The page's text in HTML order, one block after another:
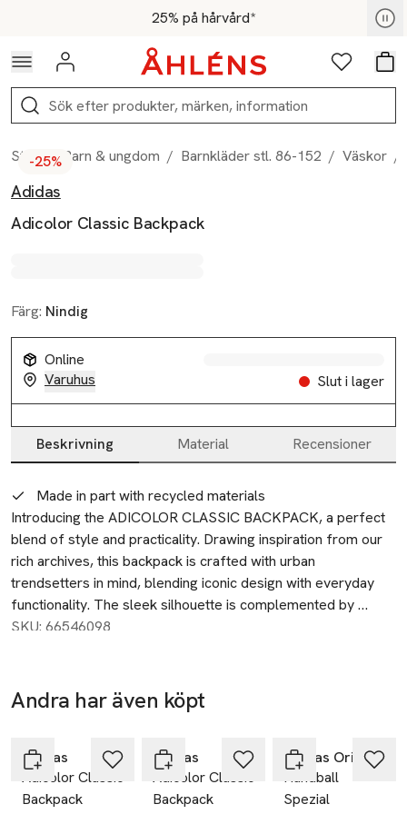
Hoppa till navigationsmenyn25% på hårvård*
För medlemmar - Shoppa nu
Logga in Favoriter
Sök
Start / Barn & ungdom / Barnkläder stl. 86-152 / Väskor /
Produktbilder
Hoppa över bildspelet
-25%
Adidas
Adicolor Classic Backpack
Färg: Nindig
Online
Varuhus
Slut i lager
Produktinformation
Beskrivning Material Recensioner
Beskrivning
Made in part with recycled materials
Introducing the ADICOLOR CLASSIC BACKPACK, a perfect
blend of style and practicality. Drawing inspiration from our
rich archives, this backpack is crafted with urban
trendsetters in mind, blending iconic design with everyday
functionality. The sleek silhouette is complemented by
screenprint trefoil branding, embodying the bold spirit of
Designed for those who appreciate both style and utility, the
backpack features a large main compartment, front zip
your essentials. A rain cover provides added protection,
making it ideal for unpredictable weather. The padded,
adjustable straps ensure a comfortable fit, perfect for daily
SKU: 66546098
Andra har även köpt
Adidas
Adicolor Classic
Backpack
-25%
Adidas
Adicolor Classic
Backpack
Adidas Originals
Handball
Spezial